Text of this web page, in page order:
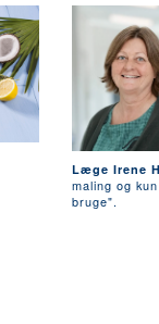
Læge Irene
maling og
bruge".